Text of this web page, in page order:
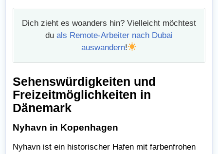
Dich zieht es woanders hin? Vielleicht möchtest
du als Remote-Arbeiter nach Dubai
auswandern!
Sehenswürdigkeiten und
Freizeitmöglichkeiten in
Dänemark
Nyhavn in Kopenhagen
Nyhavn ist ein historischer Hafen mit farbenfrohen